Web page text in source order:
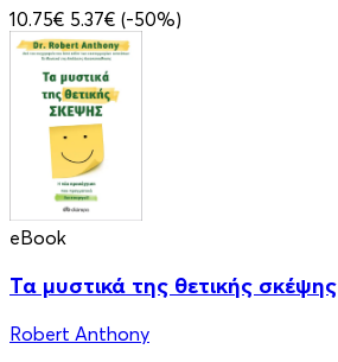
10.75€ 5.37€ (-50%)
eBook
Τα μυστικά της θετικής σκέψης
Robert Anthony